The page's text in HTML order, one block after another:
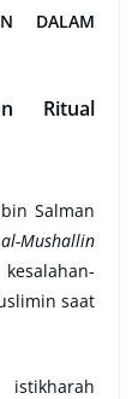
DALAM
Ritual
Salman
Mushallin
saat